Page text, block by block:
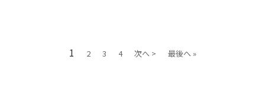
1 2 3 4 次へ > 最後へ »